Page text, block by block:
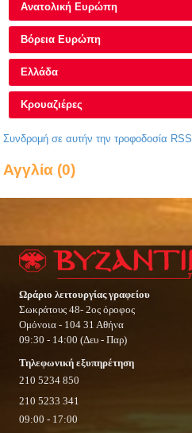
Ανατολική Ευρώπη
Βόρεια Ευρώπη
Ελλάδα
Κρουαζιέρες
Συνδρομή σε αυτήν την τροφοδοσία RSS
Αγγλία (0)
Ωράριο λειτουργίας γραφείου
Σωκράτους 48- 2ος όροφος
Ομόνοια - 104 31 Αθήνα
09:30 - 14:00 (Δευ - Παρ)
Τηλεφωνική εξυπηρέτηση
210 5234 850
210 5233 341
09:00 - 17:00